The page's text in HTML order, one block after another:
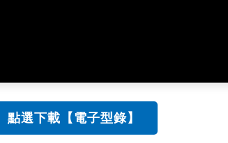
點選下載【電子型錄】